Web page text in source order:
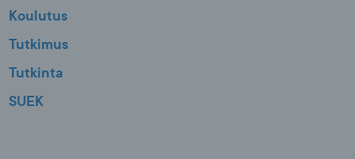
Koulutus
Tutkimus
Tutkinta
SUEK